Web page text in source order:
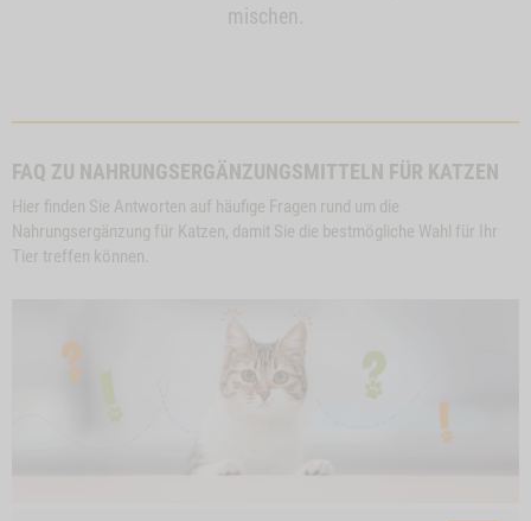
mischen.
FAQ ZU NAHRUNGSERGÄNZUNGSMITTELN FÜR KATZEN
Hier finden Sie Antworten auf häufige Fragen rund um die
Nahrungsergänzung für Katzen, damit Sie die bestmögliche Wahl für Ihr
Tier treffen können.